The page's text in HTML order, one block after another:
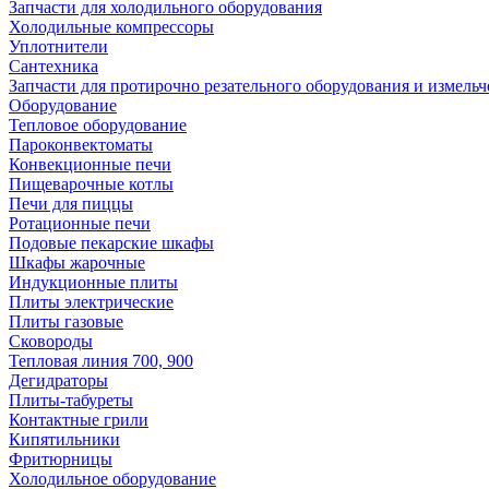
Запчасти для холодильного оборудования
Холодильные компрессоры
Уплотнители
Сантехника
Запчасти для протирочно резательного оборудования и
Оборудование
Тепловое оборудование
Пароконвектоматы
Конвекционные печи
Пищеварочные котлы
Печи для пиццы
Ротационные печи
Подовые пекарские шкафы
Шкафы жарочные
Индукционные плиты
Плиты электрические
Плиты газовые
Сковороды
Тепловая линия 700, 900
Дегидраторы
Плиты-табуреты
Контактные грили
Кипятильники
Фритюрницы
Холодильное оборудование